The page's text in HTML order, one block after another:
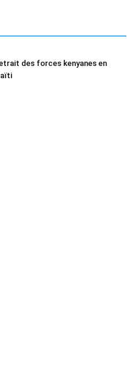
des forces kenyanes en